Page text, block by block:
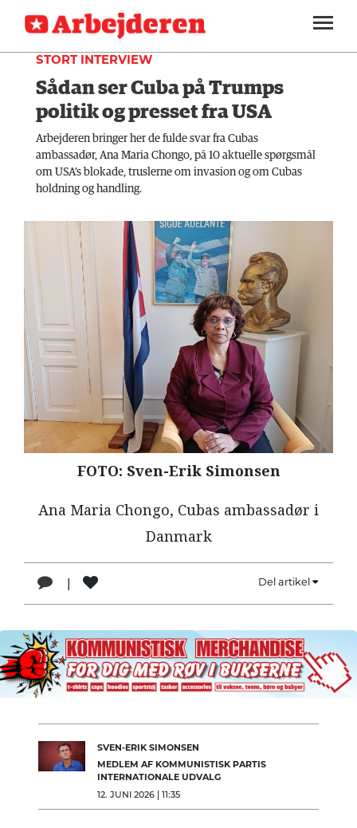
SEKTIONER
ARBEJDEREN
MENER
FAGLIGT
INDLAND
KULTUR
KALENDER
BLOGS
DEBAT
LÆSER
LÆSER
NAVNE
HISTORIE
TEORI
SOUNDCLOUD
ABONNER
LOG IND
STORT INTERVIEW
Sådan ser Cuba på Trumps
politik og presset fra USA
Arbejderen bringer her de fulde svar fra Cubas
ambassadør, Ana Maria Chongo, på 10 aktuelle spørgsmål
om USA’s blokade, truslerne om invasion og om Cubas
holdning og handling.
FOTO: Sven-Erik Simonsen
Ana Maria Chongo, Cubas ambassadør i
Danmark
| Del artikel
SVEN-ERIK SIMONSEN
MEDLEM AF KOMMUNISTISK PARTIS
INTERNATIONALE UDVALG
12. JUNI 2026 | 11:35